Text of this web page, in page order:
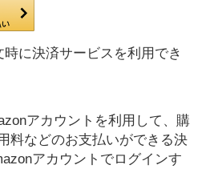
に決済サービスを利用でき
アカウントを利用して、購
料などのお支払いができる決
アカウントでログインす